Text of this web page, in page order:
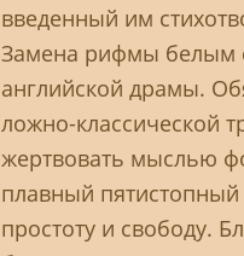
введенный им
Замена рифмы белым
английской драмы.
ложно-классической
жертвовать мыслью
плавный пятистопный
простоту и свободу.